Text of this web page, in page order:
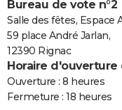
Bureau de vote n°2
Salle des fêtes, Espace
59 place André Jarlan,
12390 Rignac
Horaire
Ouverture : 8 heures
Fermeture : 18 heures